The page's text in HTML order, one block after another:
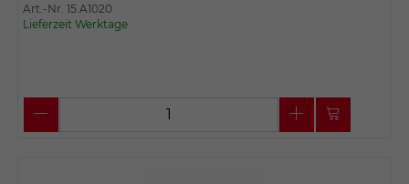
Art.-Nr. 15.A1020
Lieferzeit Werktage